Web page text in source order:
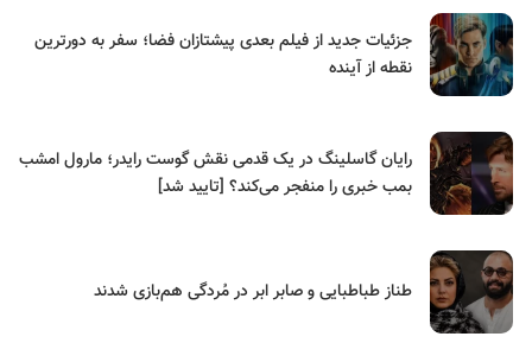
جزئیات جدید از فیلم بعدی پیشتازان فضا؛ سفر به دورترین
نقطه از آینده
رایان گاسلینگ در یک قدمی نقش گوست رایدر؛ مارول امشب
بمب خبری را منفجر می‌کند؟ [تایید شد]
طناز طباطبایی و صابر ابر در مُردگی هم‌بازی شدند